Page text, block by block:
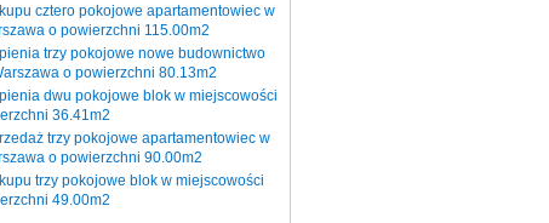
cztero pokojowe apartamentowiec w
o powierzchni 115.00m2
trzy pokojowe nowe budownictwo
o powierzchni 80.13m2
dwu pokojowe blok w miejscowości
36.41m2
trzy pokojowe apartamentowiec w
o powierzchni 90.00m2
trzy pokojowe blok w miejscowości
49.00m2